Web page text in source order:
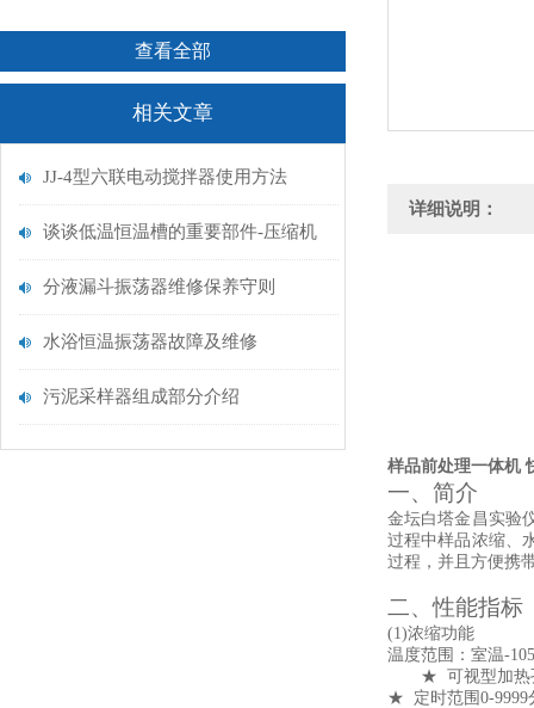
查看全部
相关文章
JJ-4型六联电动搅拌器使用方法
谈谈低温恒温槽的重要部件-压缩机
分液漏斗振荡器维修保养守则
水浴恒温振荡器故障及维修
污泥采样器组成部分介绍
详细说明：
样品前处理一体机
一、简介
金坛白塔金昌实验
过程中样品浓缩、
过程，并且方便携
二、性能指标
(1)浓缩功能
温度范围：室温-
★ 可视型加热
★ 定时范围0-